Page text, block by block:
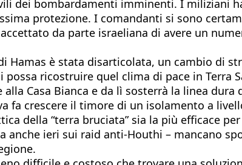
dei bombardamenti imminenti. I miliziani
protezione. I comandanti si sono
da parte israeliana di avere un
Hamas è stata disarticolata, un cambio di
ricostruire quel clima di pace in Terra
Casa Bianca e da lì sosterrà la linea
fa crescere il timore di un isolamento a
della “terra bruciata” sia la più efficace
anche ieri sui raid anti-Houthi – mancano